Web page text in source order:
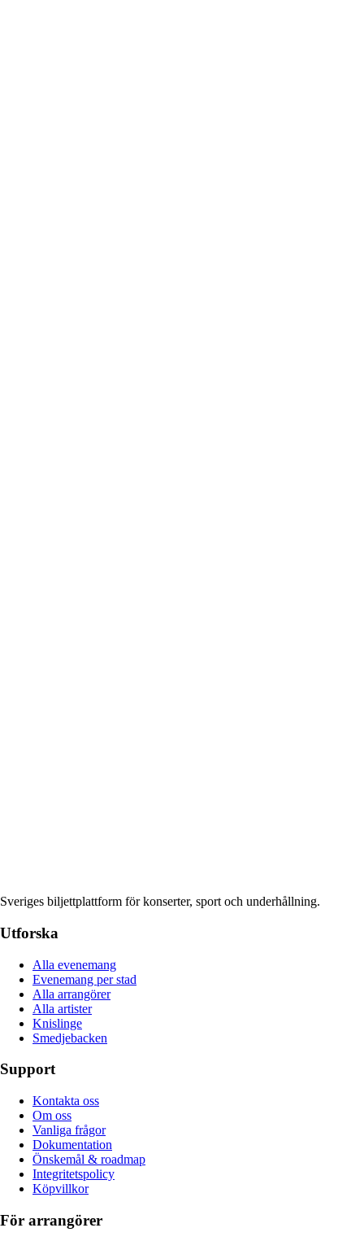
Sveriges biljettplattform för konserter, sport och underhållning.
Utforska
Alla evenemang
Evenemang per stad
Alla arrangörer
Alla artister
Knislinge
Smedjebacken
Support
Kontakta oss
Om oss
Vanliga frågor
Dokumentation
Önskemål & roadmap
Integritetspolicy
Köpvillkor
För arrangörer